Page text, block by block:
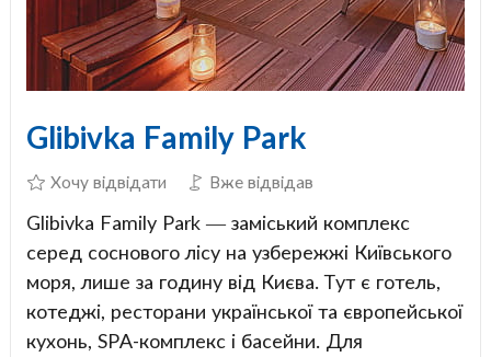
Glibivka Family Park
Хочу відвідати Вже відвідав
Glibivka Family Park — заміський комплекс
серед соснового лісу на узбережжі Київського
моря, лише за годину від Києва. Тут є готель,
котеджі, ресторани української та європейської
кухонь, SPA-комплекс і басейни. Для